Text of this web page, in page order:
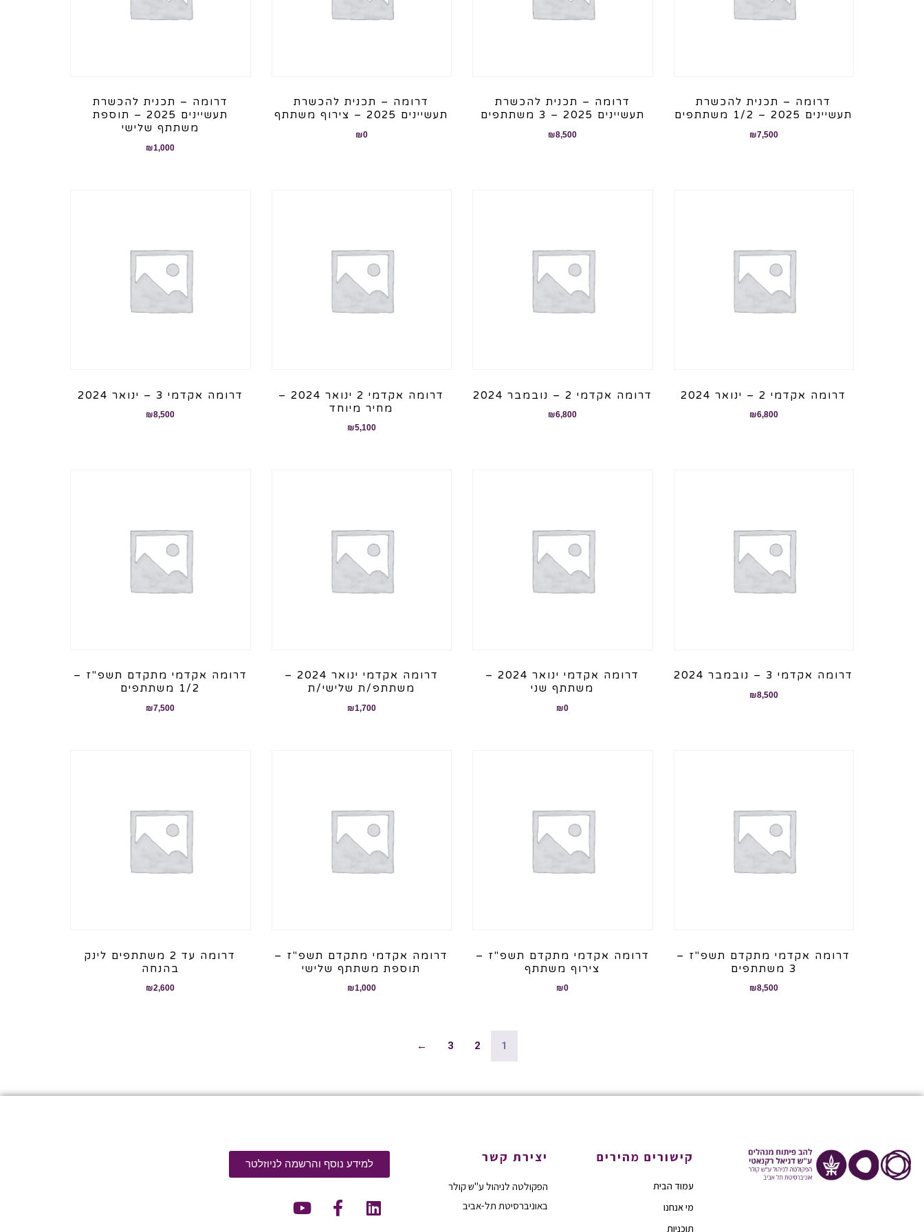
דרומה – תכנית להכשרת
תעשיינים 2025 – 1/2 משתתפים
₪7,500
דרומה – תכנית להכשרת
תעשיינים 2025 – 3 משתתפים
₪8,500
דרומה – תכנית להכשרת
תעשיינים 2025 – צירוף משתתף
₪0
דרומה – תכנית להכשרת
תעשיינים 2025 – תוספת
משתתף שלישי
₪1,000
דרומה אקדמי 2 – ינואר 2024
₪6,800
דרומה אקדמי 2 – נובמבר 2024
₪6,800
דרומה אקדמי 2 ינואר 2024 –
מחיר מיוחד
₪5,100
דרומה אקדמי 3 – ינואר 2024
₪8,500
דרומה אקדמי 3 – נובמבר 2024
₪8,500
דרומה אקדמי ינואר 2024 –
משתתף שני
₪0
דרומה אקדמי ינואר 2024 –
משתתפ/ת שלישי/ת
₪1,700
דרומה אקדמי מתקדם תשפ"ז –
1/2 משתתפים
₪7,500
דרומה אקדמי מתקדם תשפ"ז –
3 משתתפים
₪8,500
דרומה אקדמי מתקדם תשפ"ז –
צירוף משתתף
₪0
דרומה אקדמי מתקדם תשפ"ז –
תוספת משתתף שלישי
₪1,000
דרומה עד 2 משתתפים לינק
בהנחה
₪2,600
1
2
3
←
קישורים מהירים
עמוד הבית
מי אנחנו
תוכניות
יצירת קשר
הפקולטה לניהול ע"ש קולר
באוניברסיטת תל-אביב
למידע נוסף והרשמה לניוזלטר